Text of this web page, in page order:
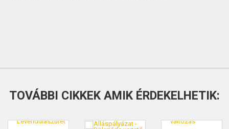
TOVÁBBI CIKKEK AMIK ÉRDEKELHETIK: